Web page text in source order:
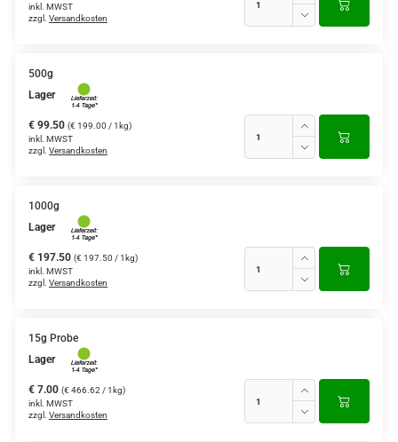
Aromatisierter Schwarztee
inkl. MWST
zzgl. Versandkosten
500g
Lager
€ 99.50 (€ 199.00 / 1kg)
inkl. MWST
zzgl. Versandkosten
1000g
Lager
€ 197.50 (€ 197.50 / 1kg)
inkl. MWST
zzgl. Versandkosten
15g Probe
Lager
€ 7.00 (€ 466.62 / 1kg)
inkl. MWST
zzgl. Versandkosten